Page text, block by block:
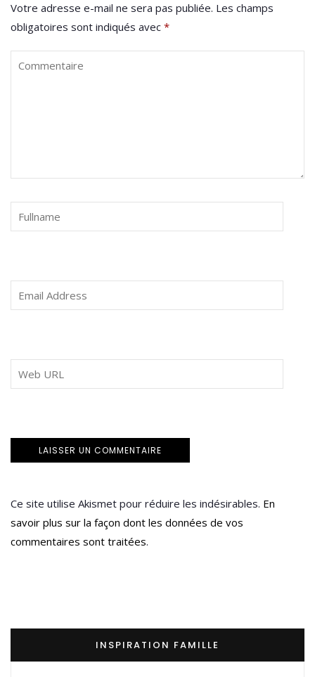
Votre adresse e-mail ne sera pas publiée. Les champs
obligatoires sont indiqués avec *
Ce site utilise Akismet pour réduire les indésirables. En
savoir plus sur la façon dont les données de vos
commentaires sont traitées.
INSPIRATION FAMILLE